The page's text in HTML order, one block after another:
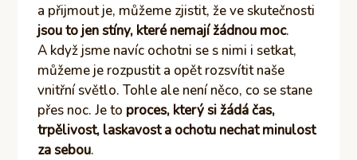
a přijmout je, můžeme zjistit, že ve skutečnosti
jsou to jen stíny, které nemají žádnou moc.
A když jsme navíc ochotni se s nimi i setkat,
můžeme je rozpustit a opět rozsvítit naše
vnitřní světlo. Tohle ale není něco, co se stane
přes noc. Je to proces, který si žádá čas,
trpělivost, laskavost a ochotu nechat minulost
za sebou.